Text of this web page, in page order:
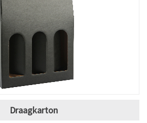
Draagkarton